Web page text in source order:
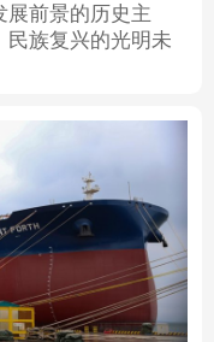
网 上市公司
山西
海 江苏
展前景的历史主
民族复兴的光明未